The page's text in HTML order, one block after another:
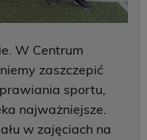
W Centrum
zaszczepić
sportu,
najważniejsze.
w zajęciach na